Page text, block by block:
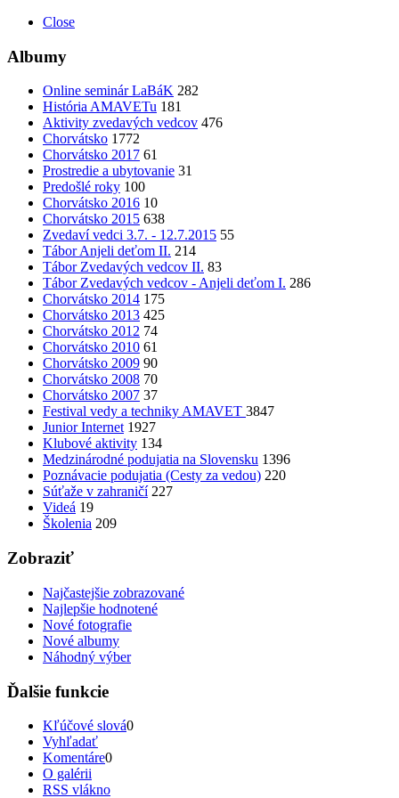
Close
Albumy
Online seminár LaBáK 282
História AMAVETu 181
Aktivity zvedavých vedcov 476
Chorvátsko 1772
Chorvátsko 2017 61
Prostredie a ubytovanie 31
Predošlé roky 100
Chorvátsko 2016 10
Chorvátsko 2015 638
Zvedaví vedci 3.7. - 12.7.2015 55
Tábor Anjeli deťom II. 214
Tábor Zvedavých vedcov II. 83
Tábor Zvedavých vedcov - Anjeli deťom I. 286
Chorvátsko 2014 175
Chorvátsko 2013 425
Chorvátsko 2012 74
Chorvátsko 2010 61
Chorvátsko 2009 90
Chorvátsko 2008 70
Chorvátsko 2007 37
Festival vedy a techniky AMAVET 3847
Junior Internet 1927
Klubové aktivity 134
Medzinárodné podujatia na Slovensku 1396
Poznávacie podujatia (Cesty za vedou) 220
Súťaže v zahraničí 227
Videá 19
Školenia 209
Zobraziť
Najčastejšie zobrazované
Najlepšie hodnotené
Nové fotografie
Nové albumy
Náhodný výber
Ďalšie funkcie
Kľúčové slová0
Vyhľadať
Komentáre0
O galérii
RSS vlákno